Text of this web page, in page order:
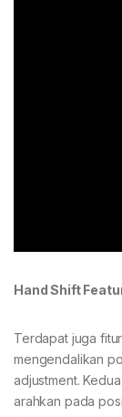
Hand Shift
Terdapat juga
mengendalikan
adjustment.
arahkan pada